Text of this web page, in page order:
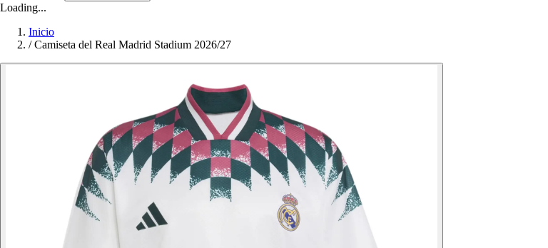
Loading...
Inicio
/ Camiseta del Real Madrid Stadium 2026/27